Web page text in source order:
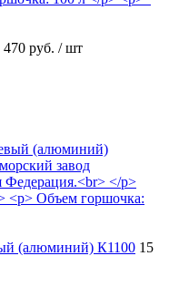
470 руб. / шт
(алюминий) К1100 15